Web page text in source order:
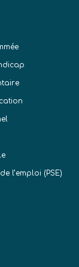
l’emploi (PSE)